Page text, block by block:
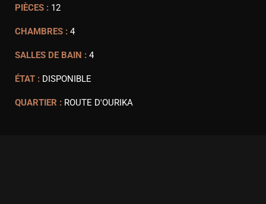
PIÈCES : 12
CHAMBRES : 4
SALLES DE BAIN : 4
ÉTAT : DISPONIBLE
QUARTIER : ROUTE D'OURIKA